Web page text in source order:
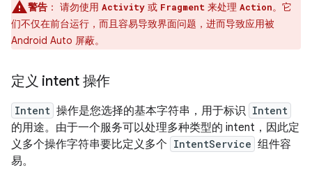
警告 ： 请勿使用 Activity 或 Fragment 来处理 Action。它
们不仅在前台运行，而且容易导致界面问题，进而导致应用被
Android Auto 屏蔽。
定义 intent 操作
Intent 操作是您选择的基本字符串，用于标识 Intent
的用途。由于一个服务可以处理多种类型的 intent，因此定
义多个操作字符串要比定义多个 IntentService 组件容
易。